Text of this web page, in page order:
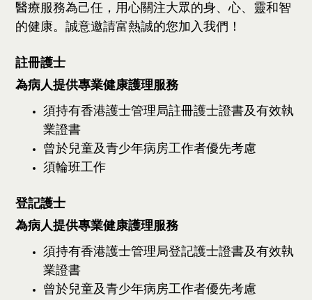
醫療服務為己任，用心關注大眾的身、心、靈和智
的健康。誠意邀請富熱誠的您加入我們！
註冊護士
為病人提供專業健康護理服務
須持有香港護士管理局註冊護士證書及有效執
業證書
曾於兒童及青少年病房工作者優先考慮
須輪班工作
登記護士
為病人提供專業健康護理服務
須持有香港護士管理局登記護士證書及有效執
業證書
曾於兒童及青少年病房工作者優先考慮